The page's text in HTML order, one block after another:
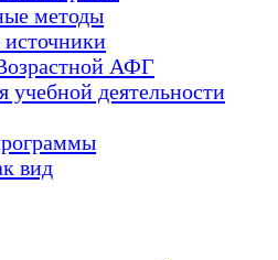
методы
АФГ
учебной деятельности
вид